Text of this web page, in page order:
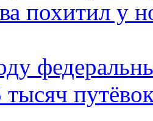
похитил у
тысяч